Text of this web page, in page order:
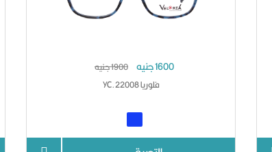
1600 جنيه
1900 جنيه
فلوريا YC.22008